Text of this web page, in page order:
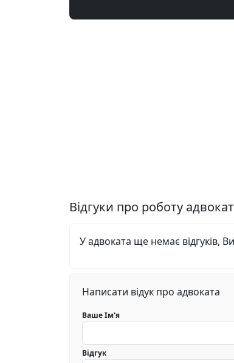
Відгуки про роботу
У адвоката ще немає відгуків,
Написати відук про адвоката
Ваше Ім'я
Відгук